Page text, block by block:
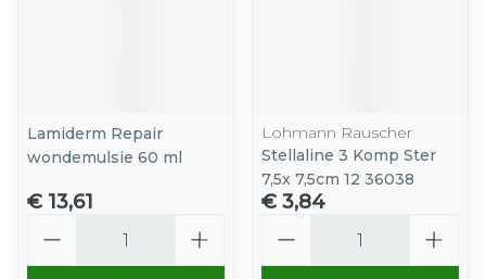
Lamiderm Repair
wondemulsie 60 ml
€ 13,61
Lohmann Rauscher
Stellaline 3 Komp Ster
7,5x 7,5cm 12 36038
€ 3,84